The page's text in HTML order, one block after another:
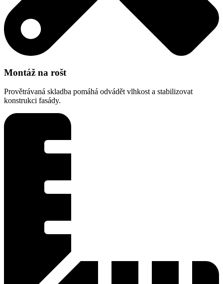
Montáž na rošt
Provětrávaná skladba pomáhá odvádět vlhkost a stabilizovat
konstrukci fasády.